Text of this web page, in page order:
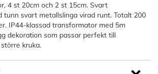
4 st 20cm och 2 st 15cm. Svart
tunn svart metallslinga virad runt. Totalt 200
IP44-klassad transformator med 5m
dekoration som passar perfekt till
kruka.